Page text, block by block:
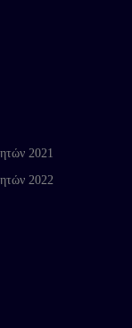
2021
2022